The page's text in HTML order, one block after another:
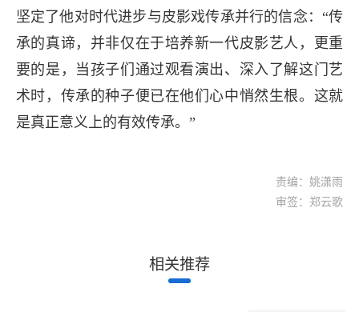
坚定了他对时代进步与皮影戏传承并行的信念：“传
承的真谛，并非仅在于培养新一代皮影艺人，更重
要的是，当孩子们通过观看演出、深入了解这门艺
术时，传承的种子便已在他们心中悄然生根。这就
是真正意义上的有效传承。”
责编：姚潇雨
审签：郑云歌
相关推荐